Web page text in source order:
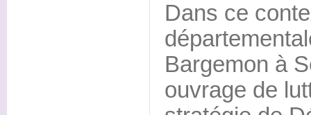
Dans ce
Bargemon à
ouvrage de